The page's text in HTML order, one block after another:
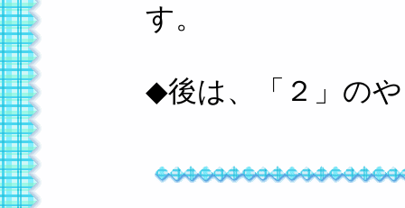
す。
◆後は、「２」の